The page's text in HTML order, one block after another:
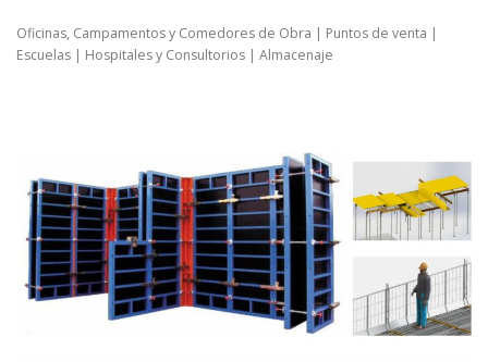
Oficinas, Campamentos y Comedores de Obra | Puntos de venta |
Escuelas | Hospitales y Consultorios | Almacenaje